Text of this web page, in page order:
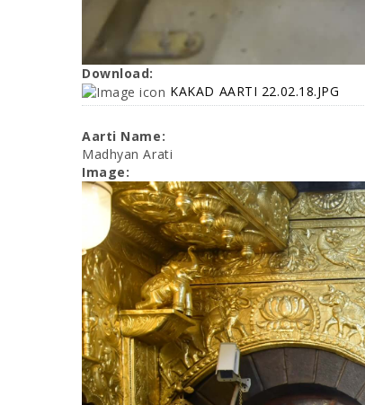
Download:
KAKAD AARTI 22.02.18.JPG
Aarti Name:
Madhyan Arati
Image: